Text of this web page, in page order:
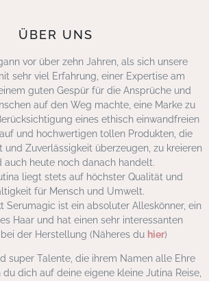
ÜBER UNS
vor über zehn Jahren, als sich unsere
sehr viel Erfahrung, einer Expertise am
guten Gespür für die Ansprüche und
auf den Weg machte, eine Marke zu
eines ethisch einwandfreien
und hochwertigen tollen Produkten, die
Zuverlässigkeit überzeugen, zu kreieren
auch heute noch danach handelt.
liegt stets auf höchster Qualität und
für Mensch und Umwelt.
Serumagic ist ein absoluter Alleskönner, ein
Haar und hat einen sehr interessanten
der Herstellung (Näheres du hier)
super Talente, die ihrem Namen alle Ehre
dich auf deine eigene kleine Jutina Reise,